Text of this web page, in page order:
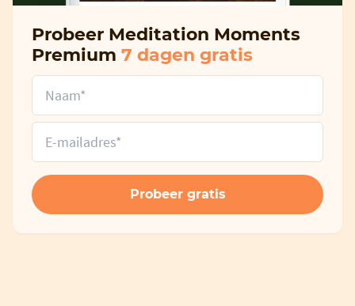
Probeer Meditation Moments
Premium 7 dagen gratis